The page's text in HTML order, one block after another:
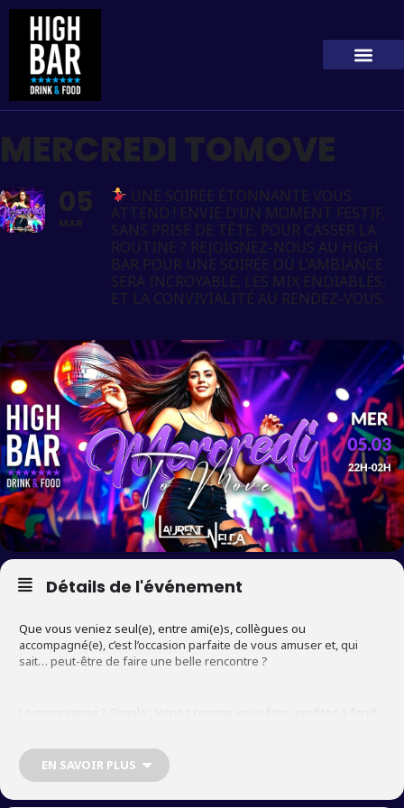
MERCREDI TOMOVE
05
MAR
UNE SOIRÉE ÉTONNANTE VOUS
ATTEND ! ENVIE D’UN MOMENT FESTIF,
SANS PRISE DE TÊTE, POUR CASSER LA
ROUTINE ? REJOIGNEZ-NOUS AU HIGH
BAR POUR UNE SOIRÉE OÙ L’AMBIANCE
SERA INCROYABLE, LES MIX ENDIABLÉS,
ET LA CONVIVIALITÉ AU RENDEZ-VOUS.
Détails de l'événement
Que vous veniez seul(e), entre ami(e)s, collègues ou
accompagné(e), c’est l’occasion parfaite de vous amuser et, qui
sait… peut-être de faire une belle rencontre ?
déjà où être ce mercredi soir !
EN SAVOIR PLUS